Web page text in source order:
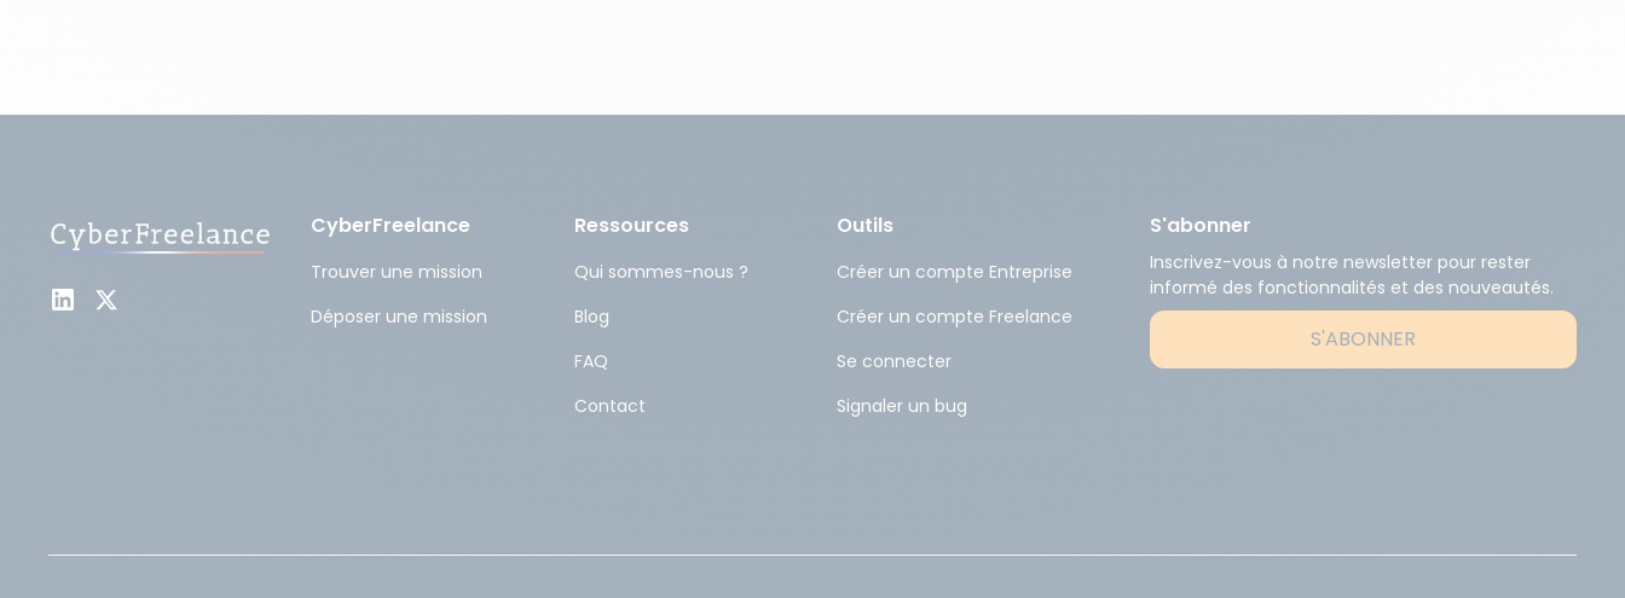
CyberFreelance
Trouver une mission
Déposer une mission
Ressources
Qui sommes-nous ?
Blog
FAQ
Contact
Outils
Créer un compte Entreprise
Créer un compte Freelance
Se connecter
Signaler un bug
S'abonner
Inscrivez-vous à notre newsletter pour rester
informé des fonctionnalités et des nouveautés.
S'ABONNER